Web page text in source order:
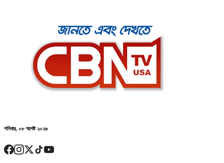
শনিবার, ০৮ আগষ্ট ২০২৬